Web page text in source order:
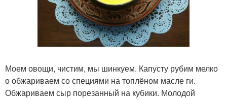
Моем овощи, чистим, мы шинкуем. Капусту рубим мелко
о обжариваем со специями на топлёном масле ги.
Обжариваем сыр порезанный на кубики. Молодой